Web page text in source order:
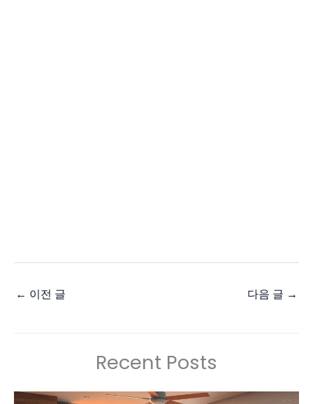
← 이전 글 다음 글 →
Recent Posts